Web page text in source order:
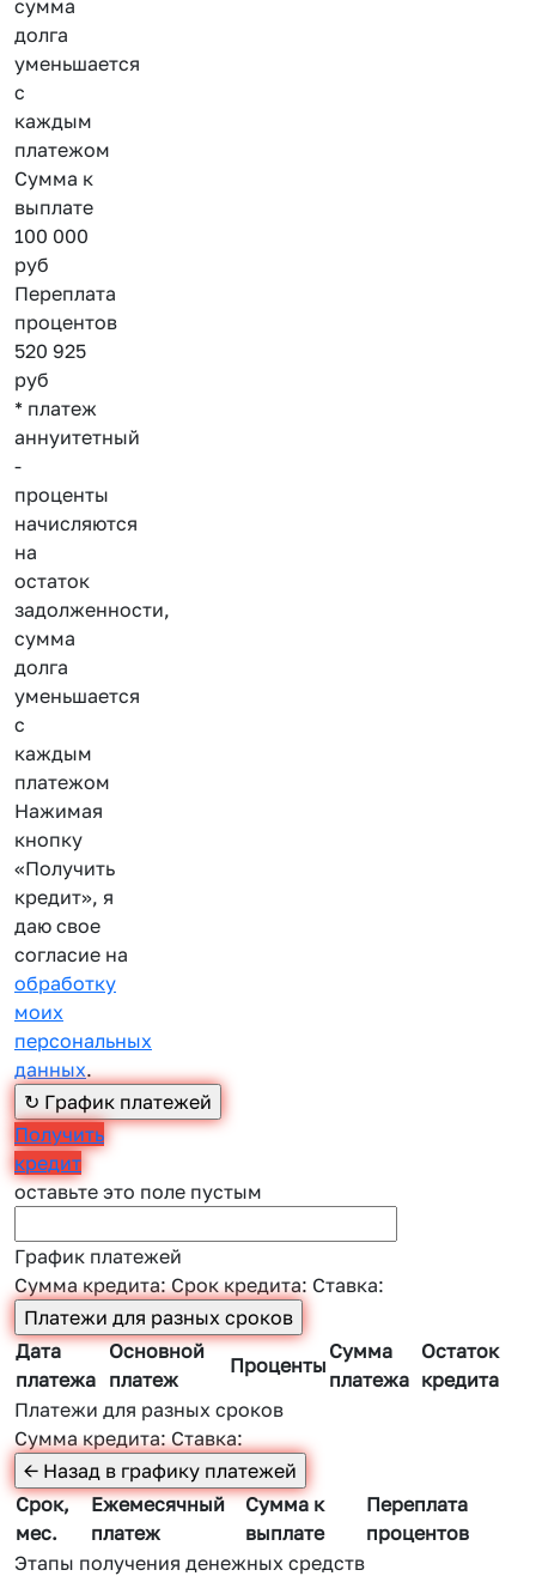
сумма
долга
уменьшается
с
каждым
платежом
Сумма к
выплате
100 000
руб
Переплата
процентов
520 925
руб
* платеж
аннуитетный
-
проценты
начисляются
на
остаток
задолженности,
сумма
долга
уменьшается
с
каждым
платежом
Нажимая
кнопку
«Получить
кредит», я
даю свое
согласие на
обработку
моих
персональных
данных.
Получить
кредит
оставьте это поле пустым
График платежей
Сумма кредита:Срок кредита: Ставка:
Дата
платежа
Основной
платеж
Проценты
Сумма
платежа
Остаток
кредита
Платежи для разных сроков
Сумма кредита:Ставка:
Срок,
мес.
Ежемесячный
платеж
Сумма к
выплате
Переплата
процентов
Этапы получения денежных средств